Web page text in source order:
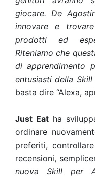
giocare. De
innovare e
prodotti ed
Riteniamo che
di apprendimento
entusiasti della
basta dire “Alexa,
Just Eat ha
ordinare
preferiti,
recensioni,
nuova Skill per